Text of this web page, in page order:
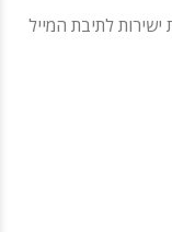
לתיבת המייל